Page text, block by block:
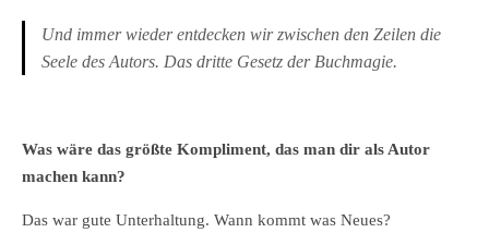
Und immer wieder entdecken wir zwischen den Zeilen die
Seele des Autors. Das dritte Gesetz der Buchmagie.
Was wäre das größte Kompliment, das man dir als Autor
machen kann?
Das war gute Unterhaltung. Wann kommt was Neues?